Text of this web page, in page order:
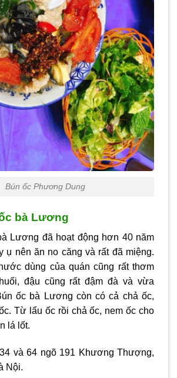
Bún ốc Phương Dung
bà Lương
Lương đã hoạt động hơn 40 năm
ụ nên ăn no căng và rất đã miệng.
dùng của quán cũng rất thơm
đậu cũng rất đậm đà và vừa
ốc bà Lương còn có cả chả ốc,
Từ lẩu ốc rồi chả ốc, nem ốc cho
lá lốt.
và 64 ngõ 191 Khương Thượng,
Nội.